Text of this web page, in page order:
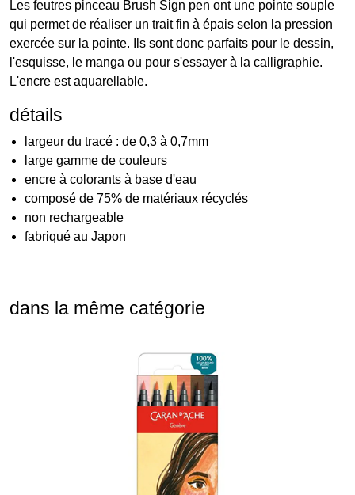
Les feutres pinceau Brush Sign pen ont une pointe souple
qui permet de réaliser un trait fin à épais selon la pression
exercée sur la pointe. Ils sont donc parfaits pour le dessin,
l'esquisse, le manga ou pour s'essayer à la calligraphie.
L'encre est aquarellable.
détails
largeur du tracé : de 0,3 à 0,7mm
large gamme de couleurs
encre à colorants à base d'eau
composé de 75% de matériaux récyclés
non rechargeable
fabriqué au Japon
dans la même catégorie